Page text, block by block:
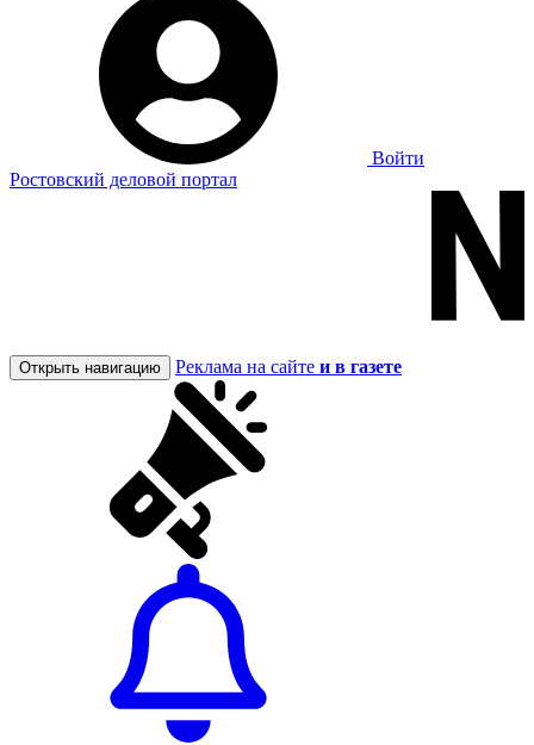
Войти
Ростовский деловой портал
Открыть навигацию Реклама на сайте и в газете